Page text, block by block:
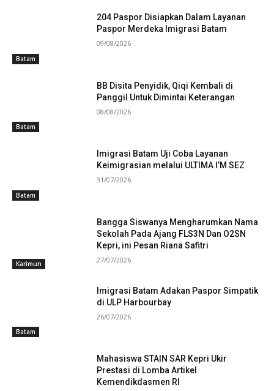
Batam
204 Paspor Disiapkan Dalam Layanan
Paspor Merdeka Imigrasi Batam
09/08/2026
Batam
BB Disita Penyidik, Qiqi Kembali di
Panggil Untuk Dimintai Keterangan
08/08/2026
Batam
Imigrasi Batam Uji Coba Layanan
Keimigrasian melalui ULTIMA I’M SEZ
31/07/2026
Karimun
Bangga Siswanya Mengharumkan Nama
Sekolah Pada Ajang FLS3N Dan O2SN
Kepri, ini Pesan Riana Safitri
27/07/2026
Batam
Imigrasi Batam Adakan Paspor Simpatik
di ULP Harbourbay
26/07/2026
Mahasiswa STAIN SAR Kepri Ukir
Prestasi di Lomba Artikel
Kemendikdasmen RI